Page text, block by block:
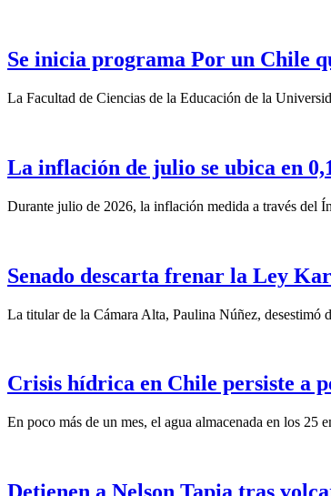
Se inicia programa Por un Chile
La Facultad de Ciencias de la Educación de la
La inflación de julio se ubica en
Durante julio de 2026, la inflación medida a través del
Senado descarta frenar la Ley
La titular de la Cámara Alta, Paulina Núñez, desestimó
Crisis hídrica en Chile persiste a
En poco más de un mes, el agua almacenada en los 25